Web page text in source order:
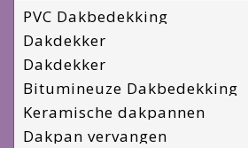
PVC Dakbedekking
Dakdekker
Dakdekker
Bitumineuze Dakbedekking
Keramische dakpannen
Dakpan vervangen